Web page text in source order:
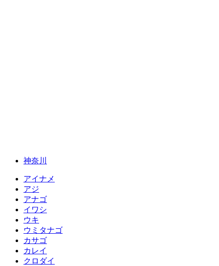
神奈川
アイナメ
アジ
アナゴ
イワシ
ウキ
ウミタナゴ
カサゴ
カレイ
クロダイ